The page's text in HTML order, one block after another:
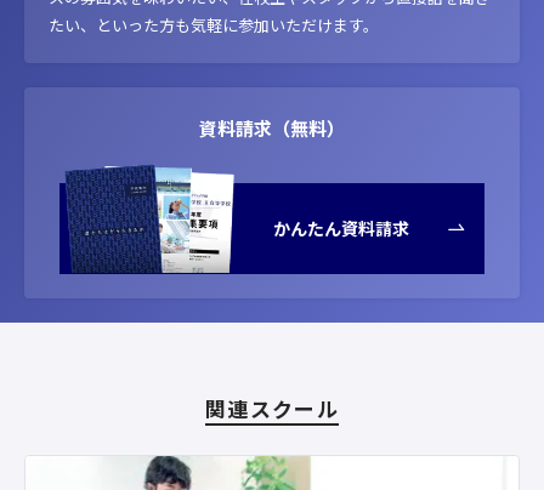
たい、といった方も気軽に参加いただけます。
資料請求（無料）
かんたん資料請求
関連スクール